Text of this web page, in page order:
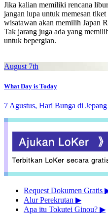
Jika kalian memiliki rencana
jangan lupa untuk memesan
wisatawan akan memilih Japan
Tak jarang juga ada yang
untuk bepergian.
August 7th
What Day is Today
7 Agustus, Hari Bunga di Jepang
Request Dokumen Gratis
Alur Perekrutan ▶︎
Apa itu Tokutei Ginou? ▶︎